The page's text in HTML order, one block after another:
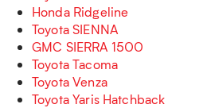
Honda Ridgeline
Toyota SIENNA
GMC SIERRA 1500
Toyota Tacoma
Toyota Venza
Toyota Yaris Hatchback